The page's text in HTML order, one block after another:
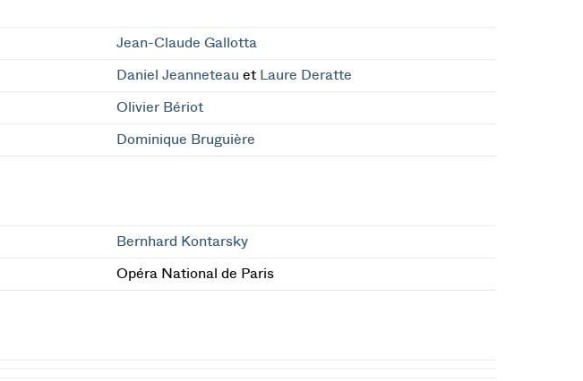
Jean-Claude Gallotta
Daniel Jeanneteau et Laure Deratte
Olivier Bériot
Dominique Bruguière
Bernhard Kontarsky
Opéra National de Paris